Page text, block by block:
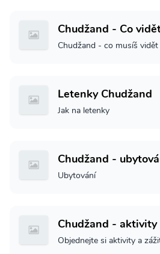
Chudžand - Co
Chudžand - co musíš vidět
Letenky Chudžand
Jak na letenky
Chudžand -
Ubytování
Chudžand - aktivity
Objednejte si aktivity a